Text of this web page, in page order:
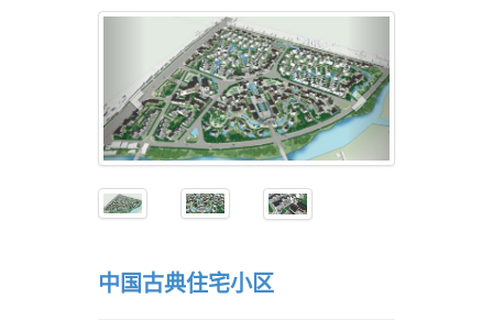
中国古典住宅小区